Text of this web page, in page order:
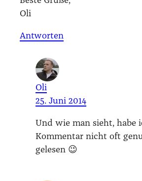
Oli
Antworten
Oli
25. Juni 2014
Und wie man sieht, habe
Kom­men­tar nicht oft
gele­sen 😉